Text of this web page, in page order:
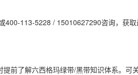
400-113-5228 / 15010627290咨询，获
前了解六西格玛绿带/黑带知识体系。可